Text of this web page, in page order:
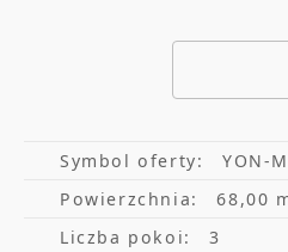
deptak Monte Cassino.
Apartament przy
Symbol oferty:
YON-
Powierzchnia:
68,00
Liczba pokoi:
3